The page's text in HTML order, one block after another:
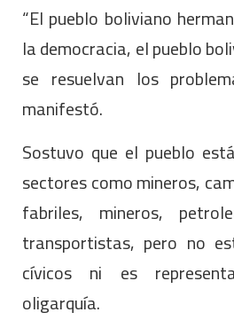
“El pueblo boliviano
la democracia, el pueblo
se resuelvan los
manifestó.
Sostuvo que el pueblo
sectores como mineros,
fabriles, mineros,
transportistas, pero no
cívicos ni es
oligarquía.